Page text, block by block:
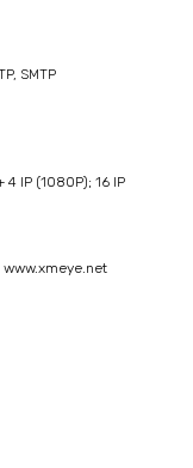
SMTP
4 IP (1080P); 16 IP